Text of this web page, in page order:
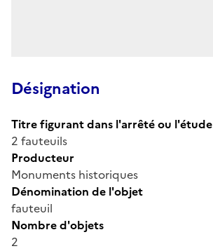
Désignation
Titre figurant dans l'arrêté ou l'étude
2 fauteuils
Producteur
Monuments historiques
Dénomination de l'objet
fauteuil
Nombre d'objets
2